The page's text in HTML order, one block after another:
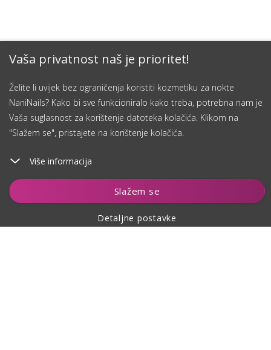
Vaša privatnost naš je prioritet!
Želite li uvijek bez ograničenja koristiti kozmetiku za nokte
NaniNails? Kako bi sve funkcioniralo kako treba, potrebna nam je
Vaša suglasnost za korištenje datoteka kolačića. Klikom na
"Slažem se", pristajete na korištenje kolačića.
Više informacija
Slažem se
Detaljne postavke
Dodaj u košaricu